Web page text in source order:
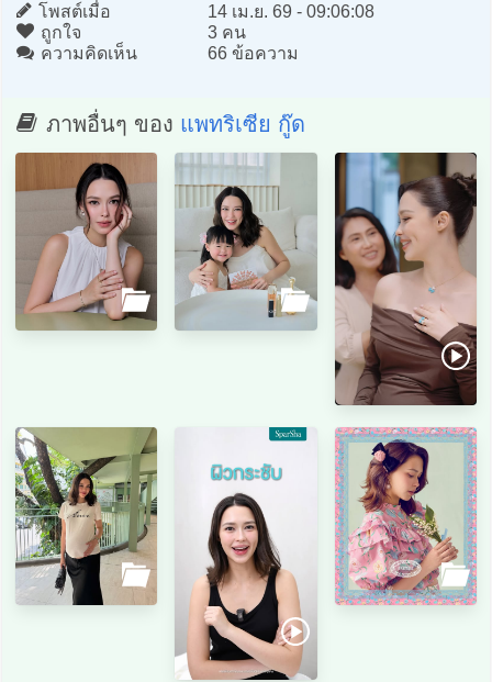
โพสต์เมื่อ
14 เม.ย. 69 - 09:06:08
ถูกใจ
3 คน
ความคิดเห็น
66 ข้อความ
ภาพอื่นๆ ของ แพทริเซีย กู๊ด